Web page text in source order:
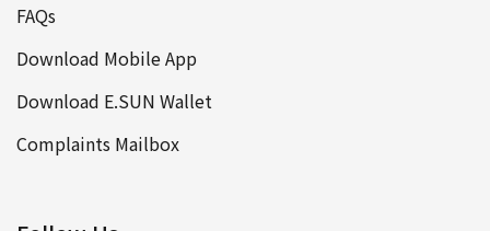
FAQs
Download Mobile App
Download E.SUN Wallet
Complaints Mailbox